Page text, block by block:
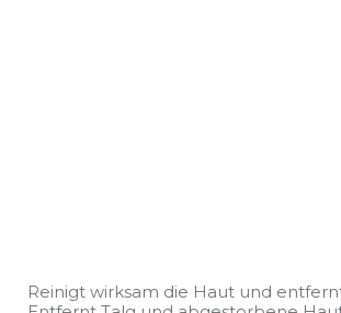
Reinigt wirksam die Haut und